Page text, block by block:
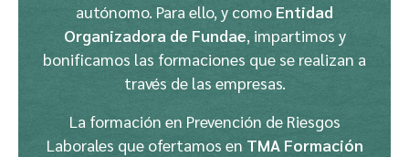
autónomo. Para ello, y como Entidad
Organizadora de Fundae, impartimos y
bonificamos las formaciones que se realizan a
través de las empresas.
La formación en Prevención de Riesgos
Laborales que ofertamos en TMA Formación